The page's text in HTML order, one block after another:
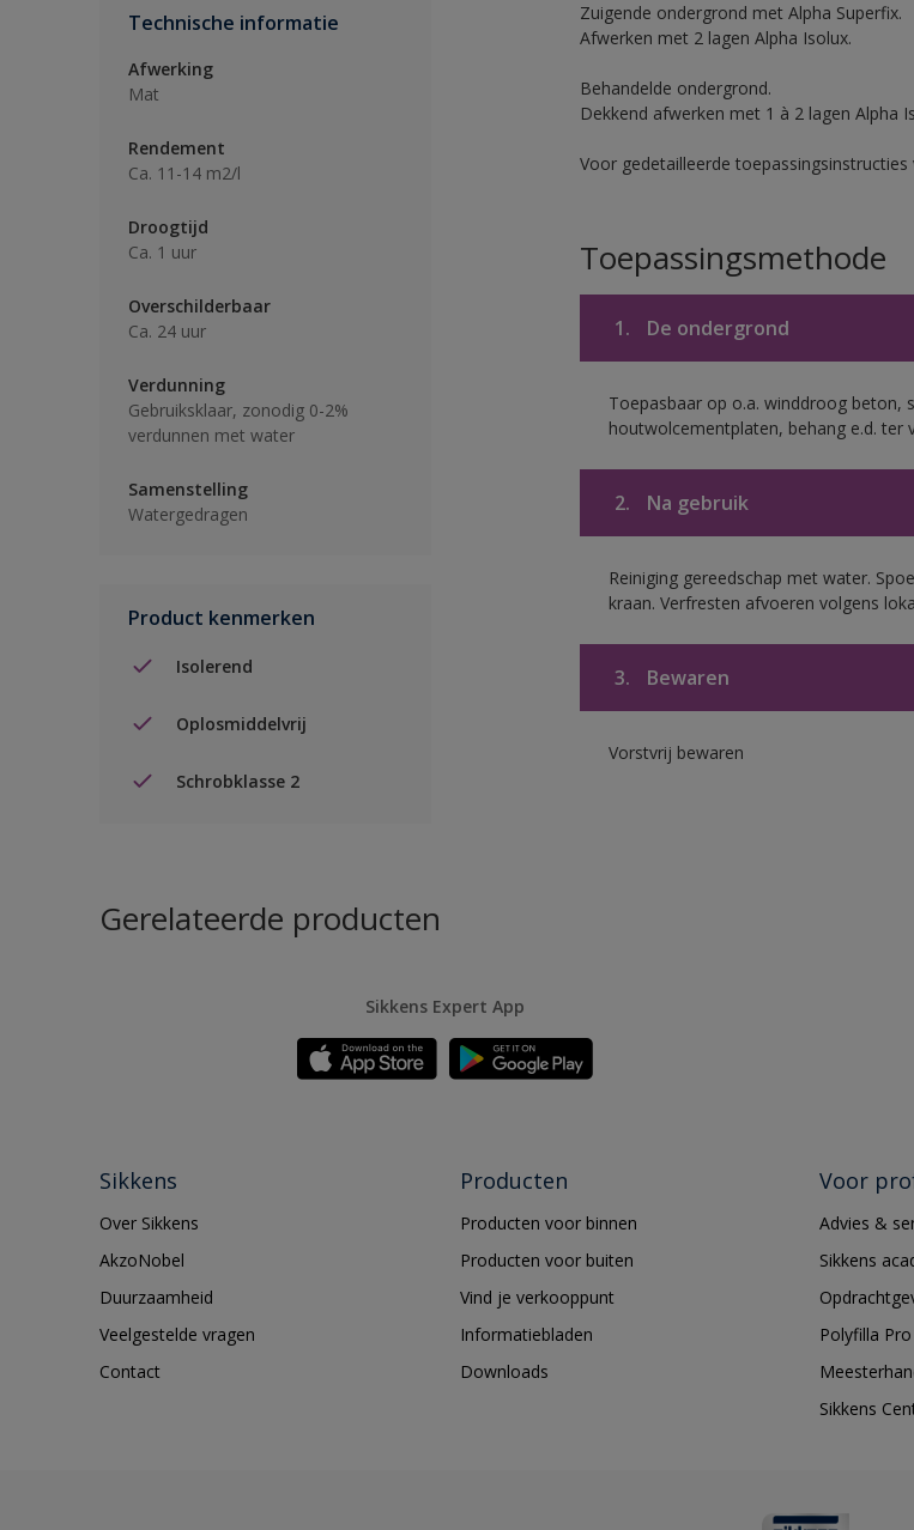
Technische informatie
Afwerking
Mat
Rendement
Ca. 11-14 m2/l
Droogtijd
Ca. 1 uur
Overschilderbaar
Ca. 24 uur
Verdunning
Gebruiksklaar, zonodig 0-2%
verdunnen met water
Samenstelling
Watergedragen
Product kenmerken
Isolerend
Oplosmiddelvrij
Schrobklasse 2
Zuigende ondergrond met Alpha Superfix.
Afwerken met 2 lagen Alpha Isolux.
Behandelde ondergrond.
Dekkend afwerken met 1 à 2 lagen Alpha
Voor gedetailleerde
Toepassingsmethode
1. De ondergrond
Toepasbaar op o.a. winddroog beton,
houtwolcementplaten, behang e.d. ter
2. Na gebruik
Reiniging gereedschap met water.
kraan. Verfresten afvoeren volgens
3. Bewaren
Vorstvrij bewaren
Gerelateerde producten
Sikkens Expert App
Sikkens
Over Sikkens
AkzoNobel
Duurzaamheid
Veelgestelde vragen
Contact
Producten
Producten voor binnen
Producten voor buiten
Vind je verkooppunt
Informatiebladen
Downloads
Voor
Advies &
Sikkens
Polyfilla Pro
Sikkens